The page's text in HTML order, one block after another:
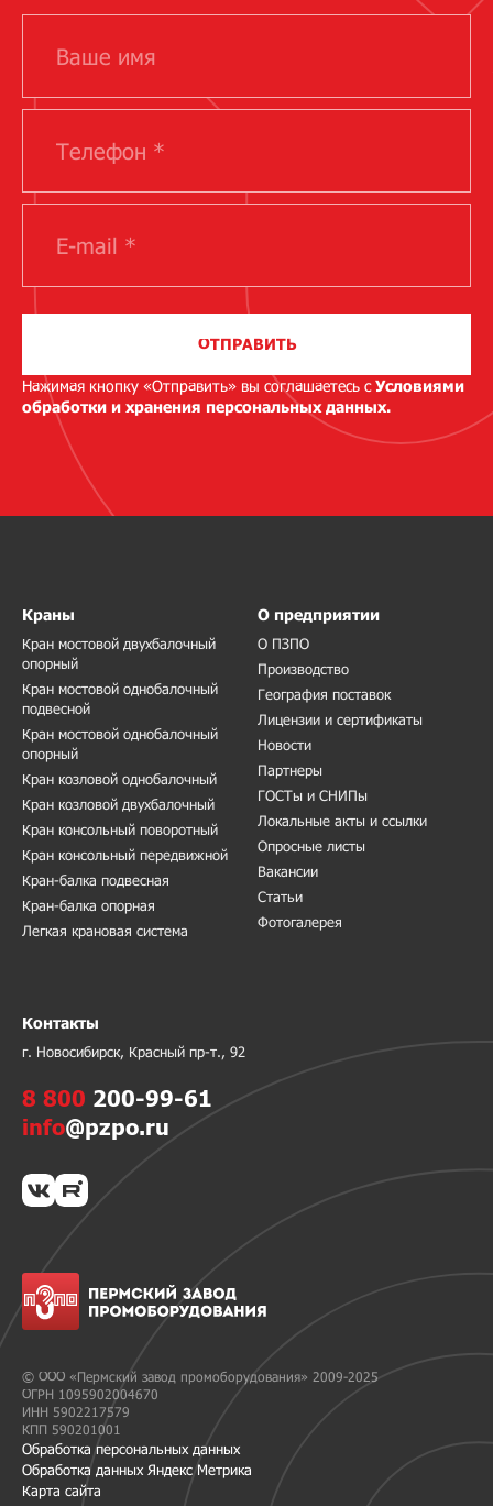
ОТПРАВИТЬ
Нажимая кнопку «Отправить» вы соглашаетесь сУсловиями
обработки и хранения персональных данных.
© ООО «Пермский завод промоборудования» 2009-2025
ОГРН 1095902004670
ИНН 5902217579
КПП 590201001
Обработка персональных данных
Обработка данных Яндекс Метрика
Карта сайта
Краны
Кран мостовой двухбалочный
опорный
Кран мостовой однобалочный
подвесной
Кран мостовой однобалочный
опорный
Кран козловой однобалочный
Кран козловой двухбалочный
Кран консольный поворотный
Кран консольный передвижной
Кран-балка подвесная
Кран-балка опорная
Легкая крановая система
О предприятии
О ПЗПО
Производство
География поставок
Лицензии и сертификаты
Новости
Партнеры
ГОСТы и СНИПы
Локальные акты и ссылки
Опросные листы
Вакансии
Статьи
Фотогалерея
Контакты
г. Новосибирск, Красный пр-т., 92
8 800 200-99-61
info@pzpo.ru